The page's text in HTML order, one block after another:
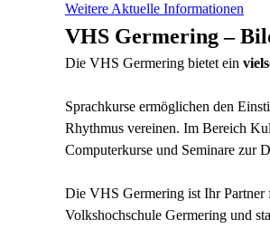
Weitere Aktuelle Informationen
VHS Germering –
Die VHS Germering bietet ein
Sprachkurse ermöglichen den
Rhythmus vereinen. Im Bereich
Computerkurse und Seminare zur
Die VHS Germering ist Ihr Partner
Volkshochschule Germering und